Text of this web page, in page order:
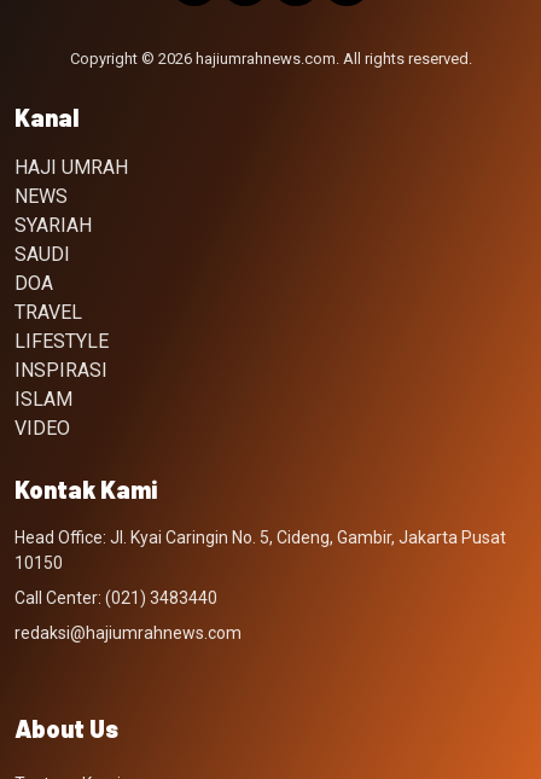
Copyright © 2026 hajiumrahnews.com. All rights reserved.
Kanal
HAJI UMRAH
NEWS
SYARIAH
SAUDI
DOA
TRAVEL
LIFESTYLE
INSPIRASI
ISLAM
VIDEO
Kontak Kami
Head Office: Jl. Kyai Caringin No. 5, Cideng, Gambir, Jakarta Pusat
10150
Call Center: (021) 3483440
redaksi@hajiumrahnews.com
About Us